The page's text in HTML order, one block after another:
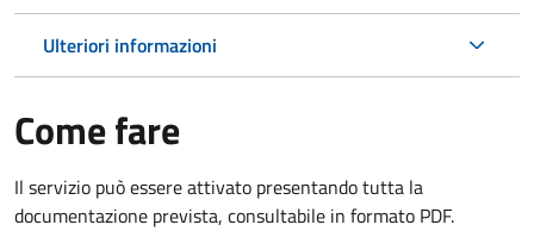
Ulteriori informazioni
Come fare
Il servizio può essere attivato presentando tutta la
documentazione prevista, consultabile in formato PDF.